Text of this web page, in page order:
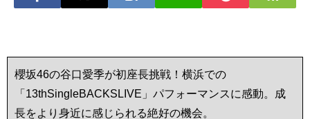
櫻坂46の谷口愛季が初座長挑戦！横浜での
「13thSingleBACKSLIVE」パフォーマンスに感動。成
長をより身近に感じられる絶好の機会。